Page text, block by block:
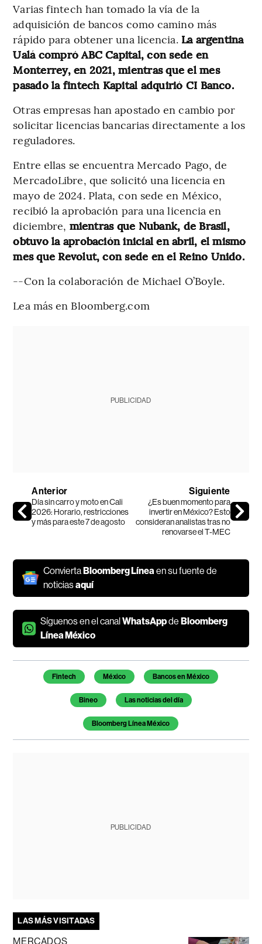
Varias fintech han tomado la vía de la
adquisición de bancos como camino más
rápido para obtener una licencia. La argentina
Ualá compró ABC Capital, con sede en
Monterrey, en 2021, mientras que el mes
pasado la fintech Kapital adquirió CI Banco.
Otras empresas han apostado en cambio por
solicitar licencias bancarias directamente a los
reguladores.
Entre ellas se encuentra Mercado Pago, de
MercadoLibre, que solicitó una licencia en
mayo de 2024. Plata, con sede en México,
recibió la aprobación para una licencia en
diciembre, mientras que Nubank, de Brasil,
obtuvo la aprobación inicial en abril, el mismo
mes que Revolut, con sede en el Reino Unido.
--Con la colaboración de Michael O’Boyle.
Lea más en Bloomberg.com
PUBLICIDAD
Anterior
Día sin carro y moto en Cali
2026: Horario, restricciones
y más para este 7 de agosto
Siguiente
¿Es buen momento para
invertir en México? Esto
consideran analistas tras no
renovarse el T-MEC
ConviertaBloomberg Líneaen su fuente de
noticiasaquí
Síguenos en el canalWhatsAppdeBloomberg
Línea México
Temas de este artículo
Fintech México Bancos en México
Bineo Las noticias del día
Bloomberg Línea México
PUBLICIDAD
LAS MÁS VISITADAS
MERCADOS